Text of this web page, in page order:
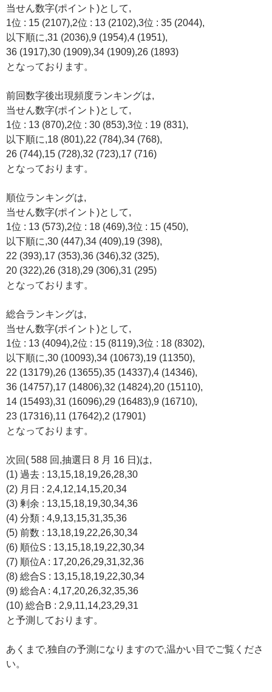
当せん数字(ポイント)として,
1位 : 15 (2107),2位 : 13 (2102),3位 : 35 (2044),
以下順に,31 (2036),9 (1954),4 (1951),
36 (1917),30 (1909),34 (1909),26 (1893)
となっております。
前回数字後出現頻度ランキングは,
当せん数字(ポイント)として,
1位 : 13 (870),2位 : 30 (853),3位 : 19 (831),
以下順に,18 (801),22 (784),34 (768),
26 (744),15 (728),32 (723),17 (716)
となっております。
順位ランキングは,
当せん数字(ポイント)として,
1位 : 13 (573),2位 : 18 (469),3位 : 15 (450),
以下順に,30 (447),34 (409),19 (398),
22 (393),17 (353),36 (346),32 (325),
20 (322),26 (318),29 (306),31 (295)
となっております。
総合ランキングは,
当せん数字(ポイント)として,
1位 : 13 (4094),2位 : 15 (8119),3位 : 18 (8302),
以下順に,30 (10093),34 (10673),19 (11350),
22 (13179),26 (13655),35 (14337),4 (14346),
36 (14757),17 (14806),32 (14824),20 (15110),
14 (15493),31 (16096),29 (16483),9 (16710),
23 (17316),11 (17642),2 (17901)
となっております。
次回( 588 回,抽選日 8 月 16 日)は,
(1) 過去 : 13,15,18,19,26,28,30
(2) 月日 : 2,4,12,14,15,20,34
(3) 剰余 : 13,15,18,19,30,34,36
(4) 分類 : 4,9,13,15,31,35,36
(5) 前数 : 13,18,19,22,26,30,34
(6) 順位S : 13,15,18,19,22,30,34
(7) 順位A : 17,20,26,29,31,32,36
(8) 総合S : 13,15,18,19,22,30,34
(9) 総合A : 4,17,20,26,32,35,36
(10) 総合B : 2,9,11,14,23,29,31
と予測しております。
あくまで,独自の予測になりますので,温かい目でご覧くださ
い。